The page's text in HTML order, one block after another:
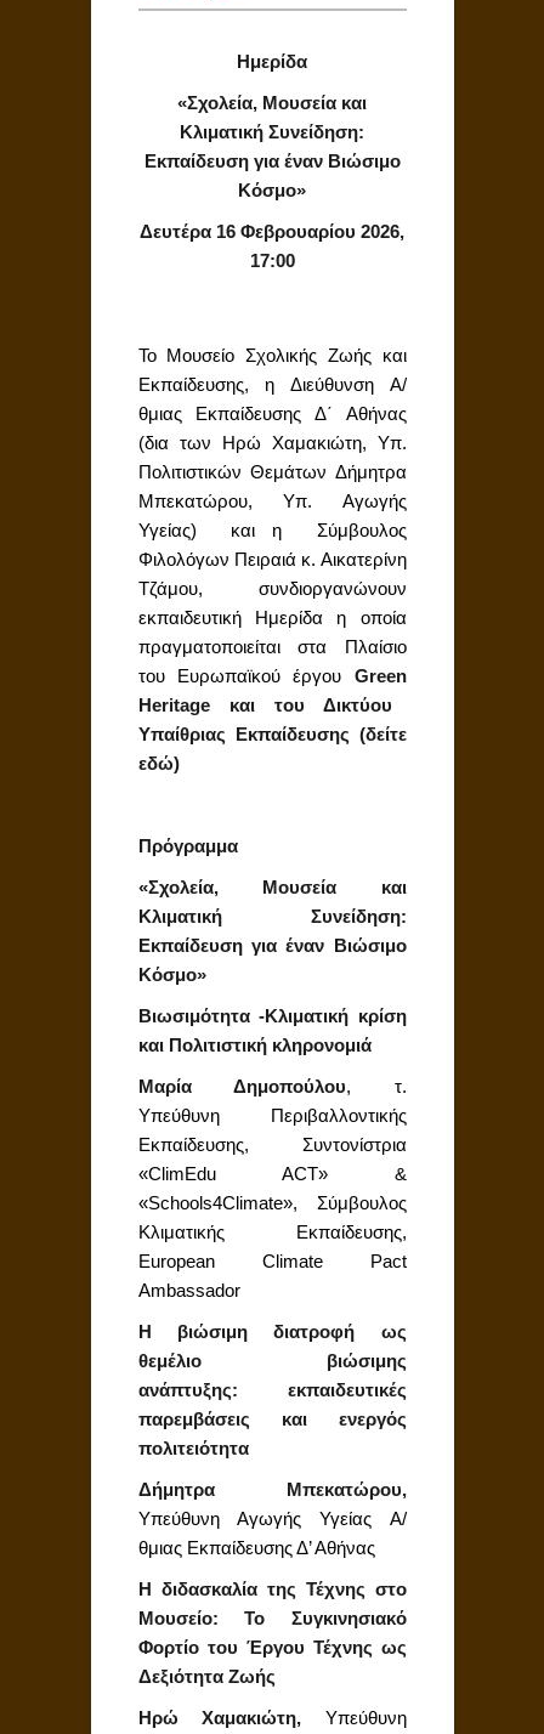
Ημερίδα
«Σχολεία, Μουσεία και
Κλιματική Συνείδηση:
Εκπαίδευση για έναν Βιώσιμο
Κόσμο»
Δευτέρα 16 Φεβρουαρίου 2026,
17:00
Το Μουσείο Σχολικής Ζωής και
Εκπαίδευσης, η Διεύθυνση Α/
θμιας Εκπαίδευσης Δ΄ Αθήνας
(δια των Ηρώ Χαμακιώτη, Υπ.
Πολιτιστικών Θεμάτων Δήμητρα
Μπεκατώρου, Υπ. Αγωγής
Υγείας) και η Σύμβουλος
Φιλολόγων Πειραιά κ. Αικατερίνη
Τζάμου, συνδιοργανώνουν
εκπαιδευτική Ημερίδα η οποία
πραγματοποιείται στα Πλαίσιο
του Ευρωπαϊκού έργου Green
Heritageκαι του Δικτύου
Υπαίθριας Εκπαίδευσης (δείτε
εδώ)
Πρόγραμμα
«Σχολεία, Μουσεία και
Κλιματική Συνείδηση:
Εκπαίδευση για έναν Βιώσιμο
Κόσμο»
Βιωσιμότητα -Κλιματική κρίση
και Πολιτιστική κληρονομιά
Μαρία Δημοπούλου, τ.
Υπεύθυνη Περιβαλλοντικής
Εκπαίδευσης, Συντονίστρια
«ClimEdu ACT» &
«Schools4Climate», Σύμβουλος
Κλιματικής Εκπαίδευσης,
Εuropean Climate Pact
Ambassador
Η βιώσιμη διατροφή ως
θεμέλιο βιώσιμης
ανάπτυξης:
εκπαιδευτικές
παρεμβάσεις και ενεργός
πολιτειότητα
Δήμητρα Μπεκατώρου,
Υπεύθυνη Αγωγής Υγείας Α/
θμιας Εκπαίδευσης Δ’ Αθήνας
Η διδασκαλία της Τέχνης στο
Μουσείο: Το Συγκινησιακό
Φορτίο του Έργου Τέχνης ως
Δεξιότητα Ζωής
Ηρώ Χαμακιώτη, Υπεύθυνη